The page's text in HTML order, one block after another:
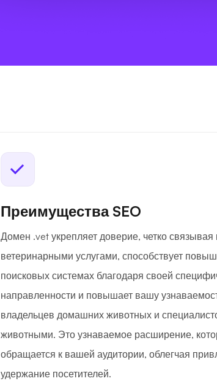
Преимущества SEO
Домен .vet укрепляет доверие, четко связывая
ветеринарными услугами, способствует
поисковых системах благодаря своей
направленности и повышает вашу
владельцев домашних животных и
животными. Это узнаваемое расширение,
обращается к вашей аудитории, облегчая
удержание посетителей.